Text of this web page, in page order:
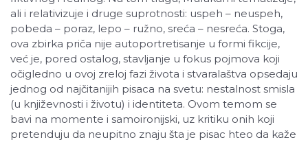
ali i relativizuje i druge suprotnosti: uspeh – neuspeh,
pobeda – poraz, lepo – ružno, sreća – nesreća. Stoga,
ova zbirka priča nije autoportretisanje u formi fikcije,
već je, pored ostalog, stavljanje u fokus pojmova koji
očigledno u ovoj zreloj fazi života i stvaralaštva opsedaju
jednog od najčitanijih pisaca na svetu: nestalnost smisla
(u književnosti i životu) i identiteta. Ovom temom se
bavi na momente i samoironijski, uz kritiku onih koji
pretenduju da neupitno znaju šta je pisac hteo da kaže